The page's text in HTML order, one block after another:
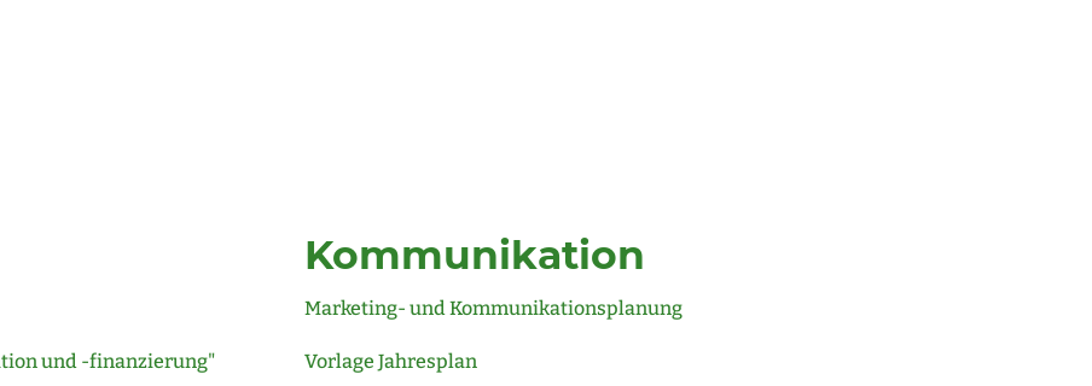
und -finanzierung"
Kommunikation
Marketing- und Kommunikationsplanung
Vorlage Jahresplan